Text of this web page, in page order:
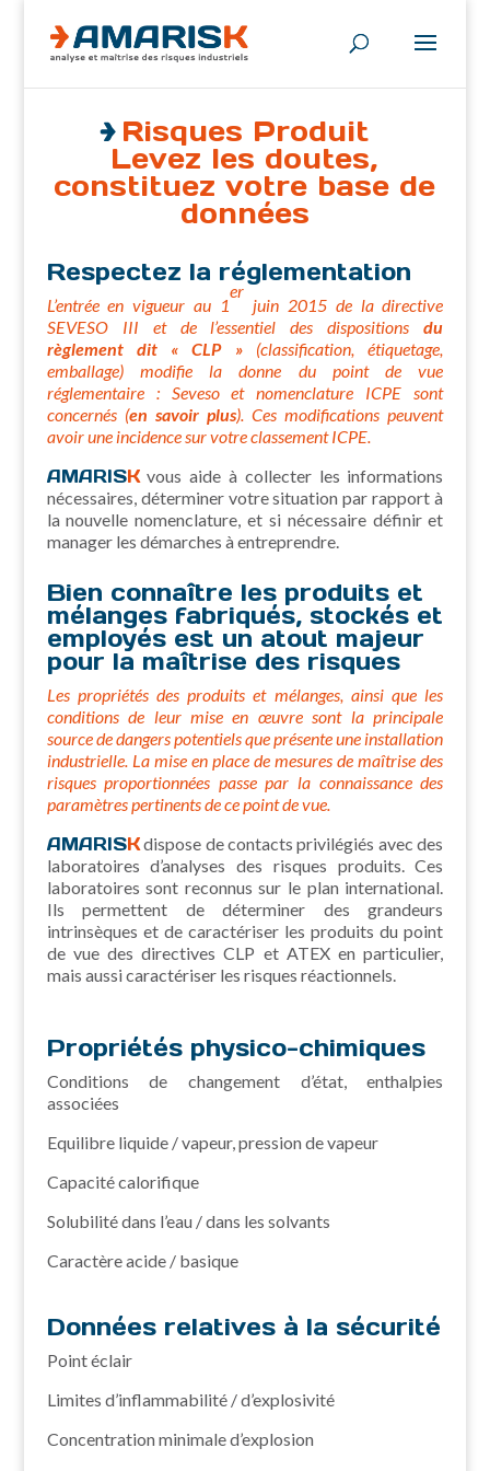
Risques Produit
Levez les doutes,
constituez votre base de
données
Respectez la réglementation
L’entrée en vigueur au 1
er
juin 2015 de la directive
SEVESO III et de l’essentiel des dispositions du
règlement dit « CLP » (classification, étiquetage,
emballage) modifie la donne du point de vue
réglementaire : Seveso et nomenclature ICPE sont
concernés (en savoir plus). Ces modifications peuvent
avoir une incidence sur votre classement ICPE.
AMARISKvous aide à collecter les informations
nécessaires, déterminer votre situation par rapport à
la nouvelle nomenclature, et si nécessaire définir et
manager les démarches à entreprendre.
Bien connaître les produits et
mélanges fabriqués, stockés et
employés est un atout majeur
pour la maîtrise des risques
Les propriétés des produits et mélanges, ainsi que les
conditions de leur mise en œuvre sont la principale
source de dangers potentiels que présente une installation
industrielle. La mise en place de mesures de maîtrise des
risques proportionnées passe par la connaissance des
paramètres pertinents de ce point de vue.
AMARISKdispose de contacts privilégiés avec des
laboratoires d’analyses des risques produits. Ces
laboratoires sont reconnus sur le plan international.
Ils permettent de déterminer des grandeurs
intrinsèques et de caractériser les produits du point
de vue des directives CLP et ATEX en particulier,
mais aussi caractériser les risques réactionnels.
Propriétés physico-chimiques
Conditions de changement d’état, enthalpies
associées
Equilibre liquide / vapeur, pression de vapeur
Capacité calorifique
Solubilité dans l’eau / dans les solvants
Caractère acide / basique
Données relatives à la sécurité
Point éclair
Limites d’inflammabilité / d’explosivité
Concentration minimale d’explosion